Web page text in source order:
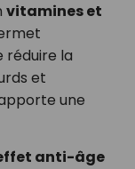
vitamines et
réduire la
et
une
effet anti-âge